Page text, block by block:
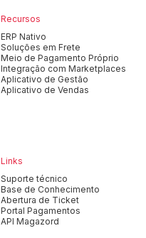
Recursos
ERP Nativo
Soluções em Frete
Meio de Pagamento Próprio
Integração com Marketplaces
Aplicativo de Gestão
Aplicativo de Vendas
Links
Suporte técnico
Base de Conhecimento
Abertura de Ticket
Portal Pagamentos
API Magazord